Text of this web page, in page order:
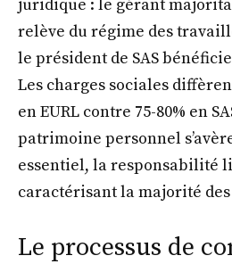
juridique : le gérant
relève du régime des
le président de SAS
Les charges sociales
en EURL contre 75-80% en
patrimoine personnel
essentiel, la responsabilité
caractérisant la majorité
Le processus de